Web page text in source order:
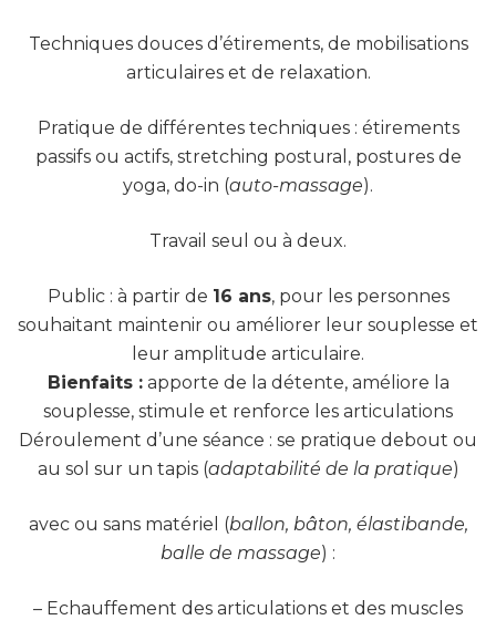
Techniques douces d’étirements, de mobilisations
articulaires et de relaxation.
Pratique de différentes techniques : étirements
passifs ou actifs, stretching postural, postures de
yoga, do-in (auto-massage).
Travail seul ou à deux.
Public : à partir de 16 ans, pour les personnes
souhaitant maintenir ou améliorer leur souplesse et
leur amplitude articulaire.
Bienfaits :apporte de la détente, améliore la
souplesse, stimule et renforce les articulations
Déroulement d’une séance : se pratique debout ou
au sol sur un tapis (adaptabilité de la pratique)
avec ou sans matériel (ballon, bâton, élastibande,
balle de massage) :
– Echauffement des articulations et des muscles